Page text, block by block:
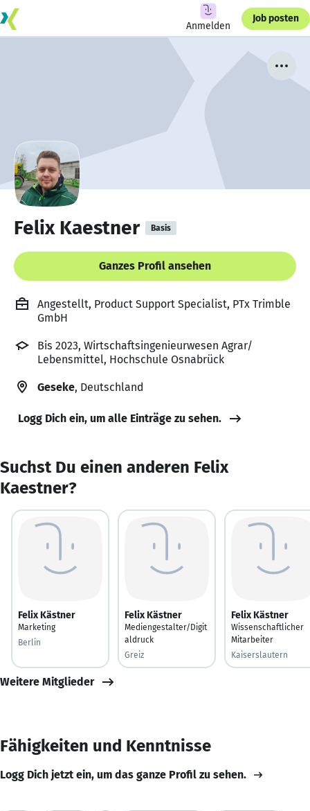
Anmelden
Job posten
Felix Kaestner Basis
Ganzes Profil ansehen
Angestellt, Product Support Specialist, PTx Trimble
GmbH
Bis 2023, Wirtschaftsingenieurwesen Agrar/
Lebensmittel, Hochschule Osnabrück
Geseke, Deutschland
Logg Dich ein, um alle Einträge zu sehen.
Suchst Du einen anderen Felix
Kaestner?
Felix Kästner
Marketing
Berlin
Felix Kästner
Mediengestalter/Digit
aldruck
Greiz
Felix Kästner
Wissenschaftlicher
Mitarbeiter
Kaiserslautern
Weitere Mitglieder
Fähigkeiten und Kenntnisse
Logg Dich jetzt ein, um das ganze Profil zu sehen.